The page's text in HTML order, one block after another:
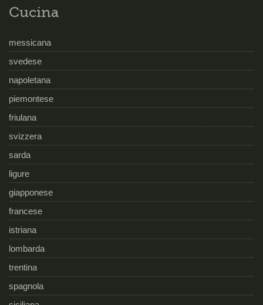
Cucina
messicana
svedese
napoletana
piemontese
friulana
svizzera
sarda
ligure
giapponese
francese
istriana
lombarda
trentina
spagnola